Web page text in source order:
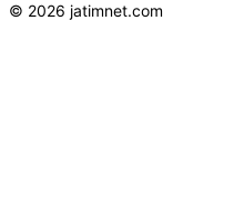
© 2026 jatimnet.com